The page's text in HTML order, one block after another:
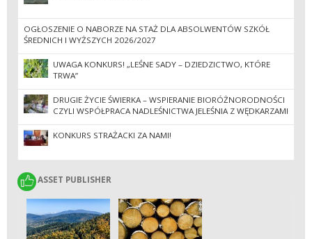
OGŁOSZENIE O NABORZE NA STAŻ DLA ABSOLWENTÓW SZKÓŁ
ŚREDNICH I WYŻSZYCH 2026/2027
UWAGA KONKURS! „LEŚNE SADY – DZIEDZICTWO, KTÓRE
TRWA”
DRUGIE ŻYCIE ŚWIERKA – WSPIERANIE BIORÓŻNORODNOŚCI
CZYLI WSPÓŁPRACA NADLEŚNICTWA JELEŚNIA Z WĘDKARZAMI
KONKURS STRAŻACKI ZA NAMI!
ASSET PUBLISHER
ASSET PUBLISHER